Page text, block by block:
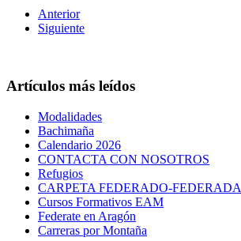
Anterior
Siguiente
Artículos más leídos
Modalidades
Bachimaña
Calendario 2026
CONTACTA CON NOSOTROS
Refugios
CARPETA FEDERADO-FEDERADA
Cursos Formativos EAM
Federate en Aragón
Carreras por Montaña